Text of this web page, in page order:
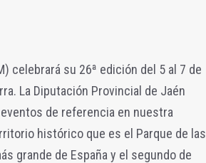
celebrará su 26ª edición del 5 al 7 de
La Diputación Provincial de Jaén
de referencia en nuestra
histórico que es el Parque de las
grande de España y el segundo de